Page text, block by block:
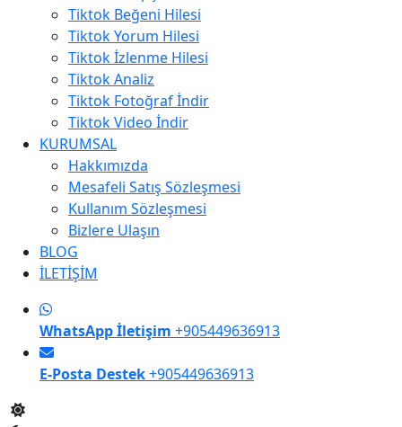
Tiktok Beğeni Hilesi
Tiktok Yorum Hilesi
Tiktok İzlenme Hilesi
Tiktok Analiz
Tiktok Fotoğraf İndir
Tiktok Video İndir
KURUMSAL
Hakkımızda
Mesafeli Satış Sözleşmesi
Kullanım Sözleşmesi
Bizlere Ulaşın
BLOG
İLETİŞİM
WhatsApp İletişim +905449636913
E-Posta Destek+905449636913